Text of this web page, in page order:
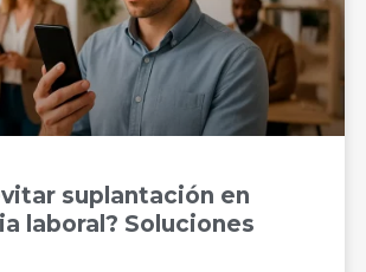
suplantación en
laboral? Soluciones